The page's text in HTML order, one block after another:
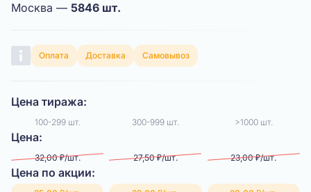
Москва — 5846 шт.
Оплата Доставка Самовывоз
Цена тиража:
100-299 шт. 300-999 шт. >1000 шт.
Цена:
32,00 ₽/шт. 27,50 ₽/шт. 23,00 ₽/шт.
Цена по акции: